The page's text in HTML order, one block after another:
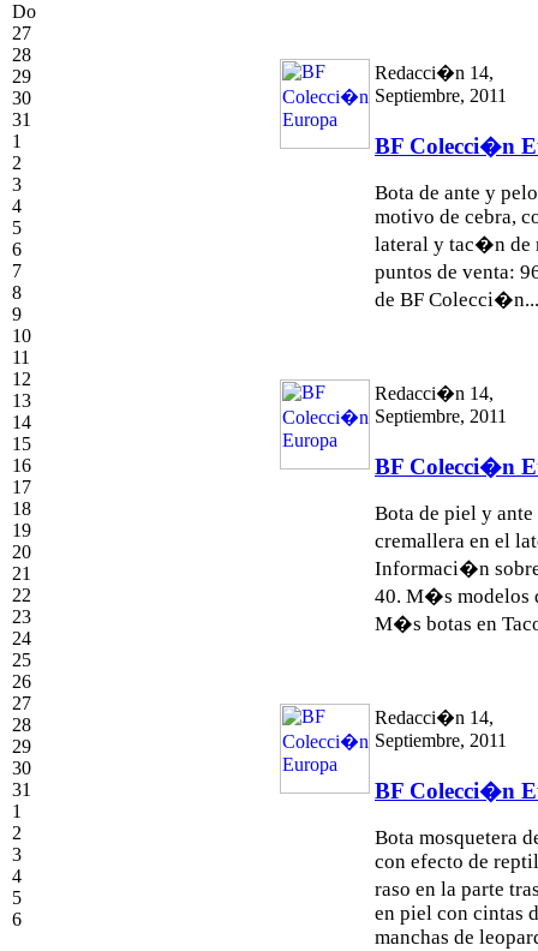
Do
27
28
29
30
31
1
2
3
4
5
6
7
8
9
10
11
12
13
14
15
16
17
18
19
20
21
22
23
24
25
26
27
28
29
30
31
1
2
3
4
5
6
Redacci�n 14,
Septiembre, 2011
BF Colecci�n
Bota de ante y
motivo de cebra,
lateral y tac�n de
puntos de venta:
de BF Colecci�n...
Redacci�n 14,
Septiembre, 2011
BF Colecci�n
Bota de piel y ante
cremallera en el
Informaci�n
40. M�s modelos
M�s botas en
Redacci�n 14,
Septiembre, 2011
BF Colecci�n
Bota mosquetera
con efecto de
raso en la parte
en piel con cintas
manchas de